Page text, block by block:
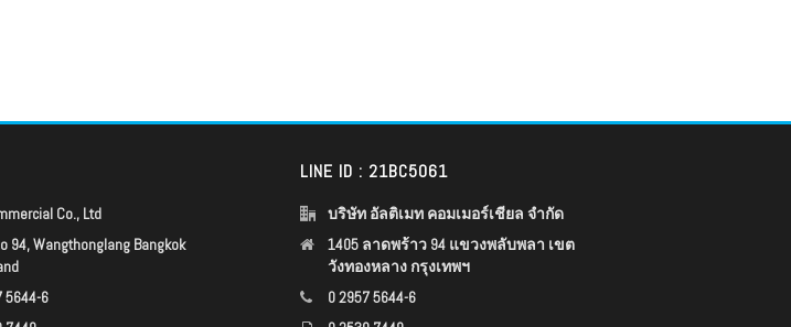
Co., Ltd
94, Wangthonglang Bangkok
5644-6
LINE ID : 21BC5061
บริษัท อัลติเมท คอมเมอร์เชียล จำกัด
1405 ลาดพร้าว 94 แขวงพลับพลา เขต
วังทองหลาง กรุงเทพฯ
0 2957 5644-6